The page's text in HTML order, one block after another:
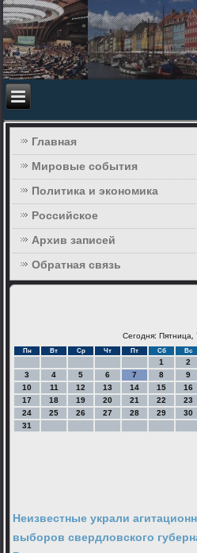
Главная
Мировые события
Политика и экономика
Российское
Архив записей
Обратная связь
Сегодня: Пятница,
Пн Вт Ср Чт Пт Сб Вс
1
2
3
4 5 6 7 8
9
10
11 12 13 14 15
16
17
18 19 20 21 22
23
24
25 26 27 28 29
30
31
Неизвестные украли
выборов свердловского